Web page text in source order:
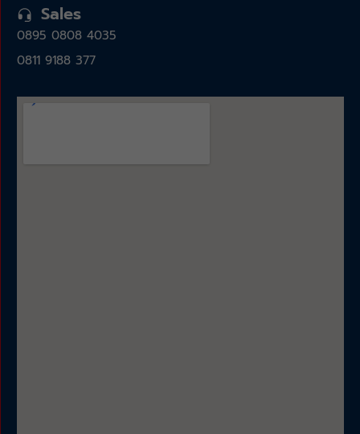
Sales
0895 0808 4035
0811 9188 377